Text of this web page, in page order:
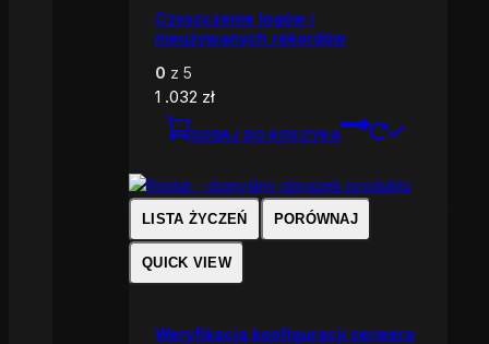
Czyszczenie logów i
nieużywanych rekordów
0 z 5
1 .032 zł
DODAJ DO KOSZYKA
LISTA ŻYCZEŃ PORÓWNAJ
QUICK VIEW
Weryfikacja konfiguracji serwera